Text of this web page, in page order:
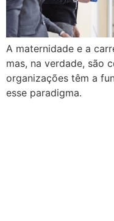
A maternidade e a
mas, na verdade, são
organizações têm a
esse paradigma.